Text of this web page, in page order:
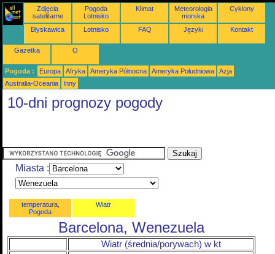
Zdjęcia
satelitarne
Pogoda
Lotnisko
Klimat
Meteorologia
morska
Cyklony
Błyskawica Lotnisko FAQ Języki Kontakt
Gazetka O
Pogoda : Europa Afryka Ameryka Północna Ameryka Południowa
Azja
Australia-Oceania
Inny
10-dni prognozy pogody
Miasta :
temperatura,
Pogoda
Wiatr
Barcelona, Wenezuela
Wiatr (średnia/porywach) w kt